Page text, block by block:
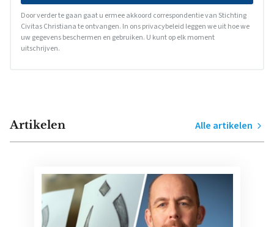
Door verder te gaan gaat u ermee akkoord correspondentie van Stichting
Civitas Christiana te ontvangen. In onsprivacybeleid leggen we uit hoe we
uw gegevens beschermen en gebruiken. U kunt op elk moment
uitschrijven.
Artikelen Alle artikelen